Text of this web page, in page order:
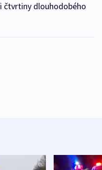
čtvrtiny dlouhodobého